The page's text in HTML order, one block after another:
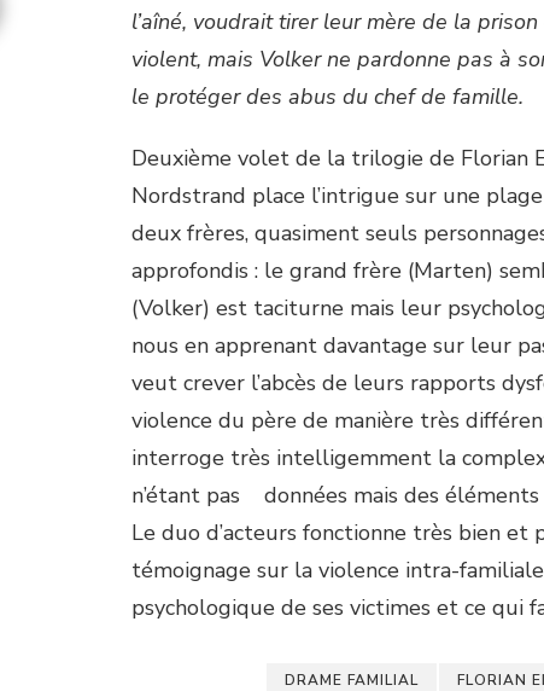
l’aîné, voudrait tirer leur mère de la
violent, mais Volker ne pardonne pas à
le protéger des abus du chef de famille.
Deuxième volet de la trilogie de Florian
Nordstrand place l’intrigue sur une
deux frères, quasiment seuls
approfondis : le grand frère (Marten)
(Volker) est taciturne mais leur
nous en apprenant davantage sur leur
veut crever l’abcès de leurs rapports
violence du père de manière très
interroge très intelligemment la
n’étant pas données mais des
Le duo d’acteurs fonctionne très bien
témoignage sur la violence intra-
psychologique de ses victimes et ce qui
DRAME FAMILIAL FLORIAN